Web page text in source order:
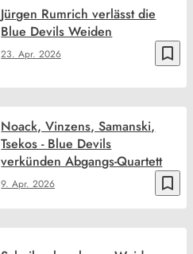
bookmark_border
23. Apr. 2026
Jürgen Rumrich verlässt die
Blue Devils Weiden
bookmark_border
9. Apr. 2026
Noack, Vinzens, Samanski,
Tsekos - Blue Devils
verkünden Abgangs-Quartett